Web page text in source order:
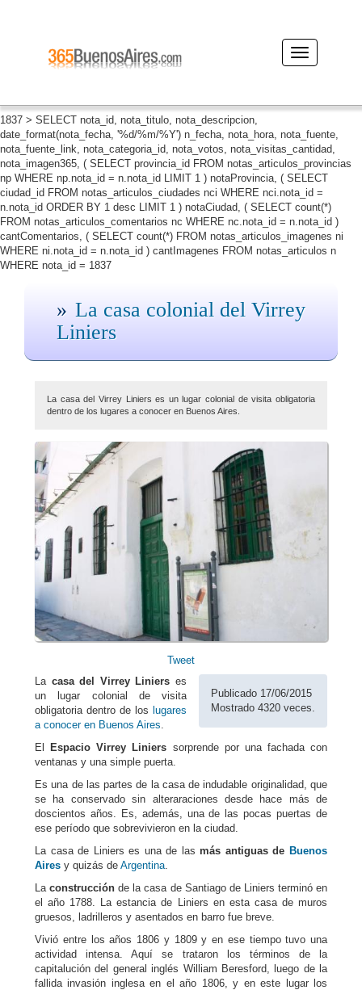
1837 > SELECT nota_id, nota_titulo, nota_descripcion,
date_format(nota_fecha, '%d/%m/%Y') n_fecha, nota_hora, nota_fuente,
nota_fuente_link, nota_categoria_id, nota_votos, nota_visitas_cantidad,
nota_imagen365, ( SELECT provincia_id FROM notas_articulos_provincias
np WHERE np.nota_id = n.nota_id LIMIT 1 ) notaProvincia, ( SELECT
ciudad_id FROM notas_articulos_ciudades nci WHERE nci.nota_id =
n.nota_id ORDER BY 1 desc LIMIT 1 ) notaCiudad, ( SELECT count(*)
FROM notas_articulos_comentarios nc WHERE nc.nota_id = n.nota_id )
cantComentarios, ( SELECT count(*) FROM notas_articulos_imagenes ni
WHERE ni.nota_id = n.nota_id ) cantImagenes FROM notas_articulos n
WHERE nota_id = 1837
Desplegar
navegación
La casa colonial del Virrey
Liniers
La casa del Virrey Liniers es un lugar colonial de visita obligatoria
dentro de los lugares a conocer en Buenos Aires.
Tweet
Publicado 17/06/2015
Mostrado 4320 veces.
La casa del Virrey Liniers es
un lugar colonial de visita
obligatoria dentro de los lugares
a conocer en Buenos Aires
El
Espacio Virrey Liniers sorprende por una fachada con
ventanas y una simple puerta.
Es una de las partes de la casa de indudable originalidad, que
se ha conservado sin alteraraciones desde hace más de
doscientos años. Es, además, una de las pocas puertas de
ese período que sobrevivieron en la ciudad.
La casa de Liniers es una de lasmás antiguas de Buenos
Aires y quizás de Argentina
Laconstrucción de la casa de Santiago de Liniers terminó en
el año 1788. La estancia de Liniers en esta casa de muros
gruesos, ladrilleros y asentados en barro fue breve.
Vivió entre los años 1806 y 1809 y en ese tiempo tuvo una
actividad intensa. Aquí se trataron los términos de la
capitalución del general inglés William Beresford, luego de la
fallida invasión inglesa en el año 1806, y en este lugar los